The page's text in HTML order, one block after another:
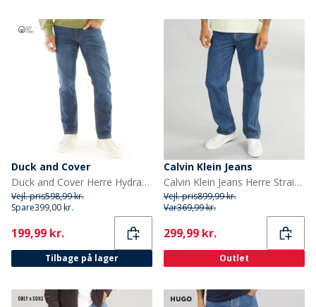
Duck and Cover
Duck and Cover Herre Hydras Jeans Med Lige Ben Blå
Vejl. pris598,99 kr.
Spare399,00 kr.
Current
199,99 kr.
Tilbage på lager
Calvin Klein Jeans
Calvin Klein Jeans Herre Straight Jeans Pacifico
Vejl. pris899,99 kr.
Var369,99 kr.
Current
299,99 kr.
Outlet